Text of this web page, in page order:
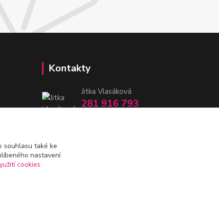
Kontakty
Jitka Vlasáková
281 916 793
souhlasu také ke
nastavení
cookies